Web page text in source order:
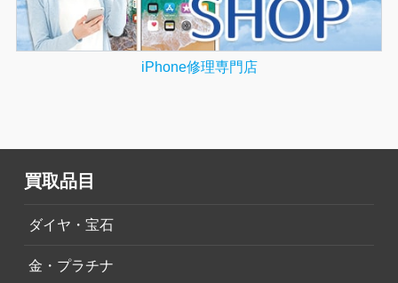
iPhone修理専門店
買取品目
ダイヤ・宝石
金・プラチナ